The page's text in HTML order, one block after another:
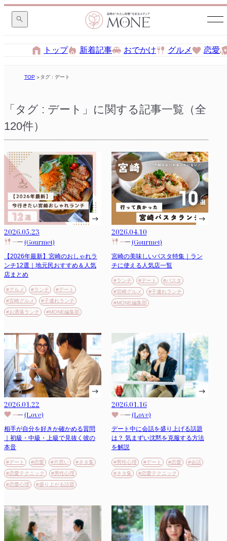
トップ 新着記事 おでかけ グルメ 恋愛
TOP タグ : デート
「タグ : デート」に関する記事一覧（全
120件）
2026.05.23
(Gourmet)
【2026年最新】宮崎のおしゃれラ
ンチ12選｜地元民おすすめ＆人気
店まとめ
#グルメ #ランチ
#デート
#宮崎グルメ
#子連れランチ
#お洒落ランチ
#MONE編集部
2026.04.10
(Gourmet)
宮崎の美味しいパスタ特集｜ラン
チに使える人気店一覧
#ランチ #デート
#パスタ
#宮崎グルメ
#子連れランチ
#MONE編集部
2026.01.22
(Love)
相手が自分を好きか確かめる質問
｜初級・中級・上級で見抜く彼の
本音
#デート #恋愛 #片思い
#ネタ集
#恋愛テクニック
#男性心理
#恋愛心理
#盛り上がる話題
2026.01.16
(Love)
デート中に会話を盛り上げる話題
は？ 気まずい沈黙を克服する方法
を解説
#男性心理 #デート #恋愛
#会話
#ネタ集
#恋愛テクニック